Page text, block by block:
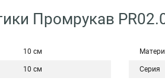
Промрукав
10 см
10 см Серия